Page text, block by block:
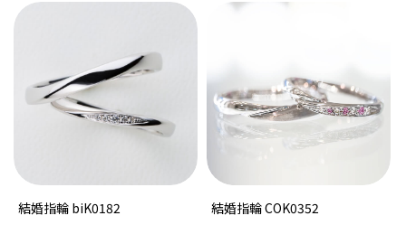
結婚指輪 biK0182 結婚指輪 COK0352